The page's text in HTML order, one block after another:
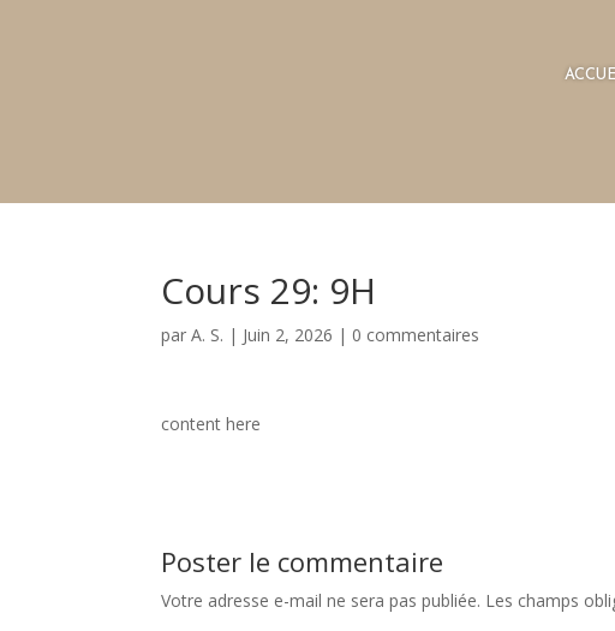
Cours 29: 9H
parA. S. | Juin 2, 2026 | 0 commentaires
content here
Poster le commentaire
Votre adresse e-mail ne sera pas publiée. Les champs